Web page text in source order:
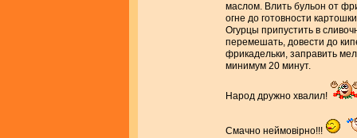
маслом. Влить бульон от
огне до готовности
Огурцы припустить в
перемешать, довести до
фрикадельки, заправить
минимум 20 минут.
Народ дружно хвалил!
Смачно неймовірно!!!